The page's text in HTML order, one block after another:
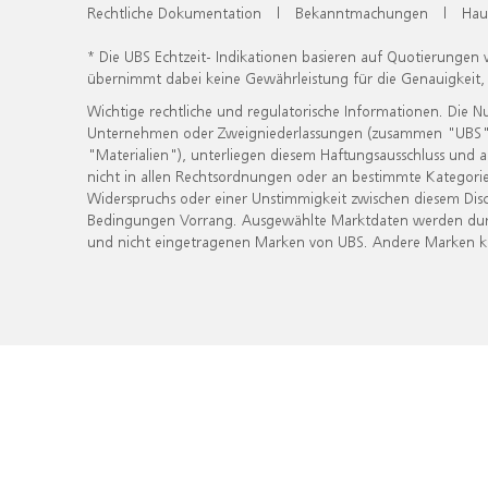
Rechtliche Dokumentation | Bekanntmachungen |
* Die UBS Echtzeit- Indikationen basieren auf
übernimmt dabei keine Gewährleistung für die
Wichtige rechtliche und regulatorische Informationen. Die
Unternehmen oder Zweigniederlassungen (zusammen
"Materialien"), unterliegen diesem Haftungsausschluss
nicht in allen Rechtsordnungen oder an bestimmte
Widerspruchs oder einer Unstimmigkeit zwischen diesem
Bedingungen Vorrang. Ausgewählte Marktdaten werden
und nicht eingetragenen Marken von UBS. Andere Marken